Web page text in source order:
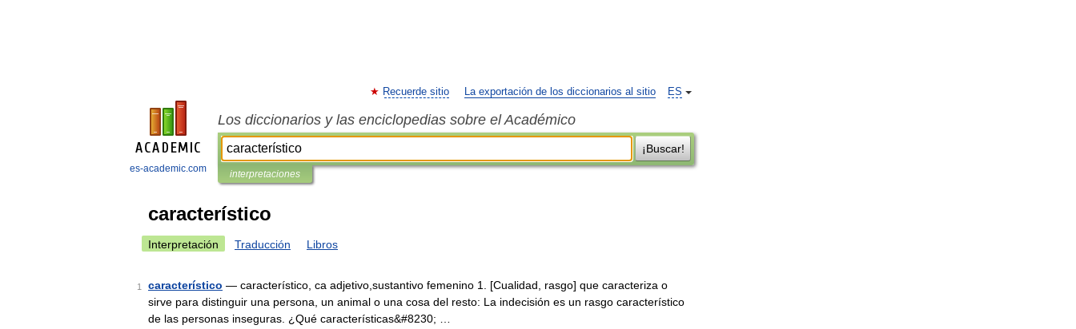
es-academic.com
ES
Recuerde sitio La exportación de los diccionarios al sitio
Los diccionarios y las enciclopedias sobre el Académico
¡Buscar!
interpretaciones
característico
Interpretación Traducción Libros
1 característico — característico, ca adjetivo,sustantivo femenino 1. [Cualidad, rasgo] que caracteriza o
sirve para distinguir una persona, un animal o una cosa del resto: La indecisión es un rasgo característico
de las personas inseguras. ¿Qué características&#8230; …